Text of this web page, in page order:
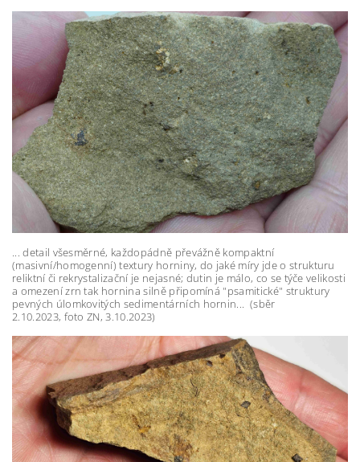
... detail všesměrné, každopádně převážně kompaktní
(masivní/homogenní) textury horniny, do jaké míry jde o strukturu
reliktní či rekrystalizační je nejasné; dutin je málo, co se týče velikosti
a omezení zrn tak hornina silně připomíná "psamitické" struktury
pevných úlomkovitých sedimentárních hornin... (sběr
2.10.2023, foto ZN, 3.10.2023)